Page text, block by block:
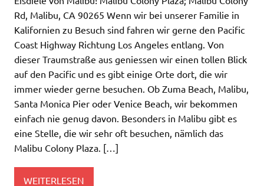
Rd, Malibu, CA 90265 Wenn wir bei unserer Familie in
Kalifornien zu Besuch sind fahren wir gerne den Pacific
Coast Highway Richtung Los Angeles entlang. Von
dieser Traumstraße aus geniessen wir einen tollen Blick
auf den Pacific und es gibt einige Orte dort, die wir
immer wieder gerne besuchen. Ob Zuma Beach, Malibu,
Santa Monica Pier oder Venice Beach, wir bekommen
einfach nie genug davon. Besonders in Malibu gibt es
eine Stelle, die wir sehr oft besuchen, nämlich das
Malibu Colony Plaza. […]
WEITERLESEN